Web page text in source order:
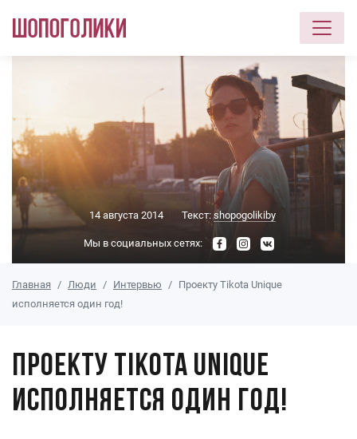
Перейти к основному содержанию
14 августа 2014 Текст: shopogolikiby
Мы в социальных сетях:
Главная Люди Интервью
Проекту Tikota Unique
исполняется один год!
Проекту Tikota Unique
исполняется один год!